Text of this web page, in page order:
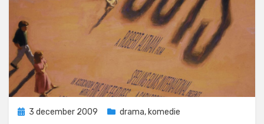
Geplaatst
3 december 2009 drama, komedie